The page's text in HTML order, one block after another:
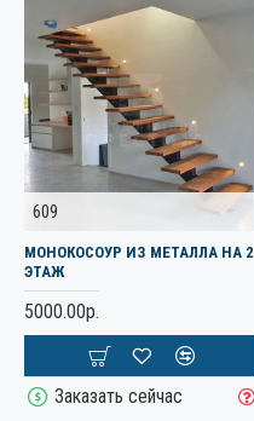
609
МОНОКОСОУР ИЗ МЕТАЛЛА НА 2
ЭТАЖ
5000.00р.
Заказать сейчас